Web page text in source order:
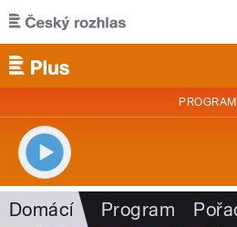
Přejít k hlavnímu obsahu
PROGRAM
Domácí Program